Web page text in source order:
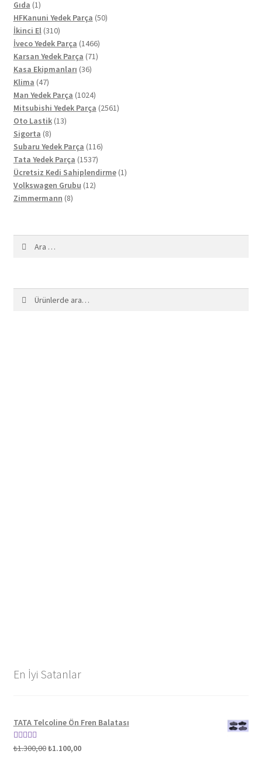
Gıda 11
ürün
HFKanuni Yedek Parça 5050
İkinci El 310310
ürün
İveco Yedek Parça 14661466
ürün
Karsan Yedek Parça 7171
Kasa Ekipmanları 3636
Klima 4747
ürün
Man Yedek Parça 10241024
ürün
Mitsubishi Yedek Parça 25612561
Oto Lastik 1313
Sigorta 88
ürün
Subaru Yedek Parça 116116
Tata Yedek Parça 15371537
ürün
Ücretsiz Kedi Sahiplendirme 11
Volkswagen Grubu 1212
Zimmermann 88
En İyi Satanlar
TATA Telcoline Ön Fren Balatası
5 üzerinden
₺1.300,00Orijinal
₺1.100,00Şu